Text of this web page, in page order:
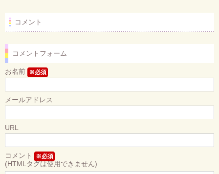
コメント
コメントフォーム
お名前 ※必須
メールアドレス
URL
コメント ※必須
(HTMLタグは使用できません)